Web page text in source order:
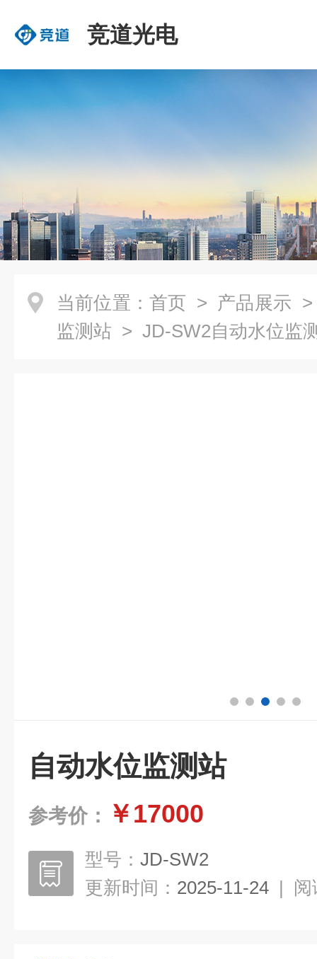
竞道光电
当前位置： 首页 > 产品展示
监测站 > JD-SW2自动水位监
自动水位监测站
参考价： ￥17000
型号： JD-SW2
更新时间： 2025-11-24 | 阅